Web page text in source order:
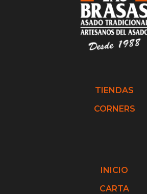
TIENDAS
CORNERS
INICIO
CARTA